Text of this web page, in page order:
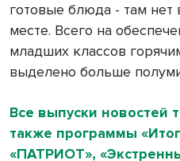
готовые блюда - там нет
месте. Всего на
младших классов
выделено больше
Все выпуски новостей
также программы
«ПАТРИОТ»,